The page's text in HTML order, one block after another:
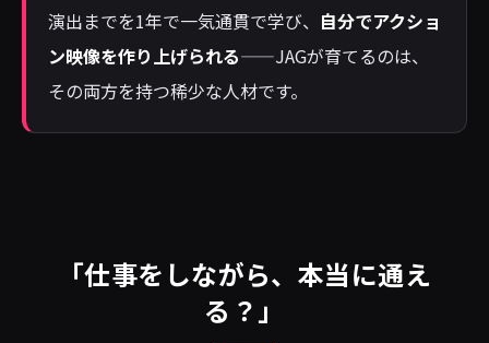
演出までを1年で一気通貫で学び、 自分でアクショ
ン映像を作り上げられる——JAGが育てるのは、
その両方を持つ稀少な人材です。
「仕事をしながら、本当に通え
る？」